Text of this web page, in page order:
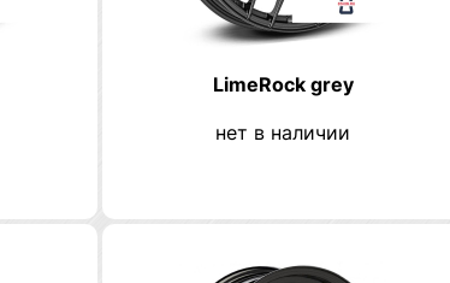
LimeRock grey
нет в наличии